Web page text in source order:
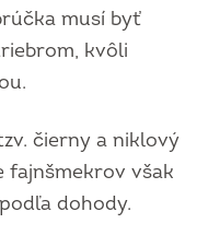
musí byť
kvôli
čierny a niklový
fajnšmekrov však
dohody.